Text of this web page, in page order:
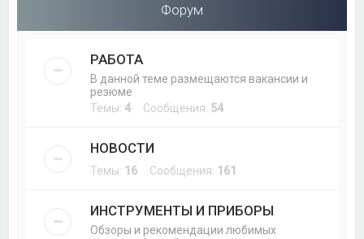
Форум
РАБОТА
В данной теме размещаются вакансии и
резюме
Темы:4 Сообщения: 54
НОВОСТИ
Темы: 16 Сообщения: 161
ИНСТРУМЕНТЫ И ПРИБОРЫ
Обзоры и рекомендации любимых